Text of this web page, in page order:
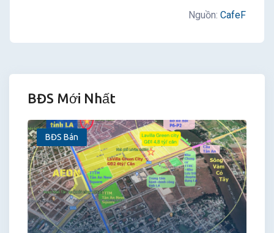
Nguồn: CafeF
BĐS Mới Nhất
BĐS Bán